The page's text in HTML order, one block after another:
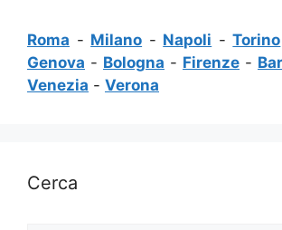
Roma - Milano - Napoli -Torino
Genova - Bologna - Firenze -
Venezia - Verona
Cerca